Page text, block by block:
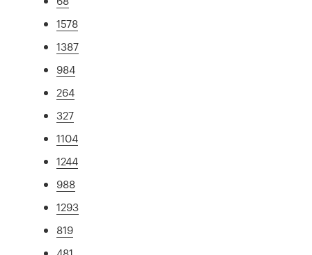
1578
1387
984
264
327
1104
1244
988
1293
819